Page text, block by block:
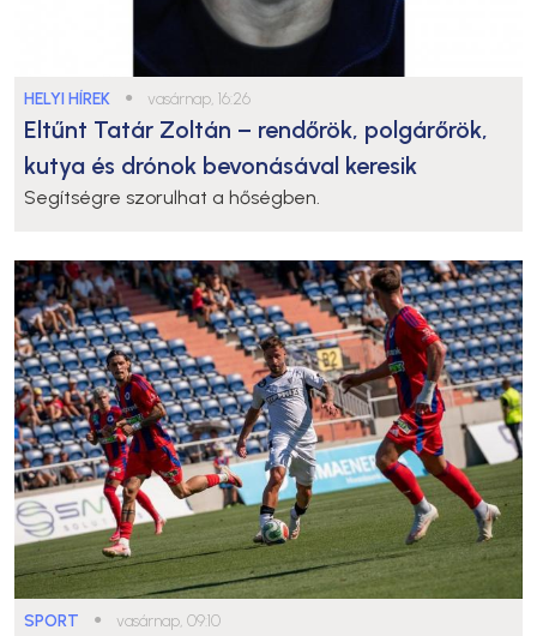
HELYI HÍREK ● vasárnap, 16:26
Eltűnt Tatár Zoltán – rendőrök, polgárőrök,
kutya és drónok bevonásával keresik
Segítségre szorulhat a hőségben.
SPORT ● vasárnap, 09:10